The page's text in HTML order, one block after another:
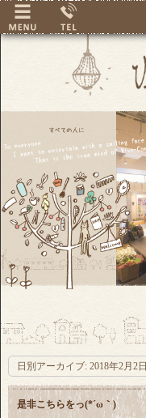
日別アーカイブ: 2018年2月2日
是非こちらをっ(*´ω｀)